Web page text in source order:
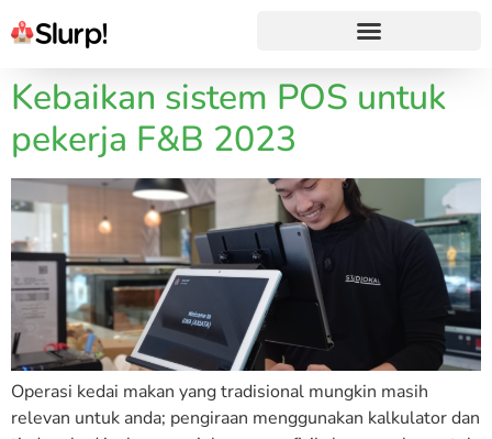
Kebaikan sistem POS untuk
pekerja F&B 2023
Operasi kedai makan yang tradisional mungkin masih
relevan untuk anda; pengiraan menggunakan kalkulator dan